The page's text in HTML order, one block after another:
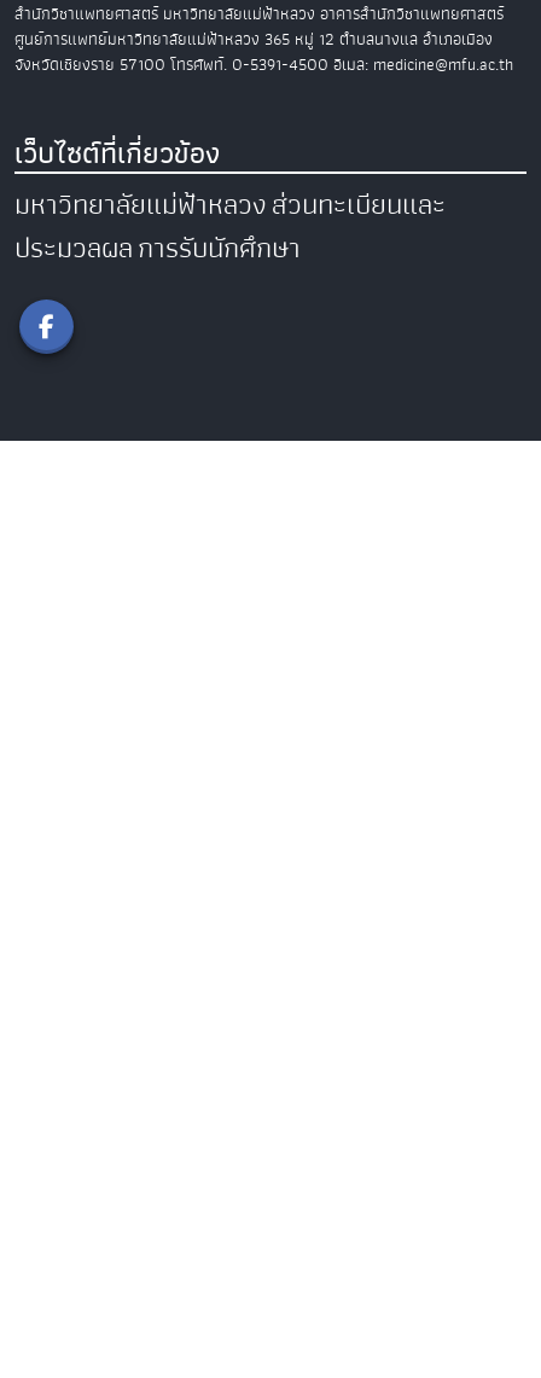
สำนักวิชาแพทยศาสตร์ มหาวิทยาลัยแม่ฟ้าหลวง อาคารสำนักวิชาแพทยศาสตร์
ศูนย์การแพทย์มหาวิทยาลัยแม่ฟ้าหลวง 365 หมู่ 12 ตำบลนางแล อำเภอเมือง
จังหวัดเชียงราย 57100 โทรศัพท์. 0-5391-4500 อีเมล: medicine@mfu.ac.th
เว็บไซต์ที่เกี่ยวข้อง
มหาวิทยาลัยแม่ฟ้าหลวงส่วนทะเบียนและ
ประมวลผลการรับนักศึกษา